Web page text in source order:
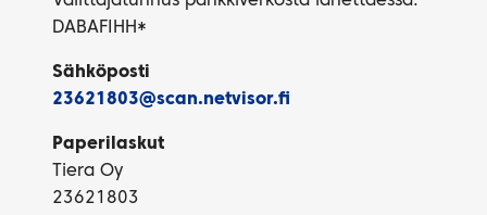
DABAFIHH*
Sähköposti
23621803@scan.netvisor.fi
Paperilaskut
Tiera Oy
23621803